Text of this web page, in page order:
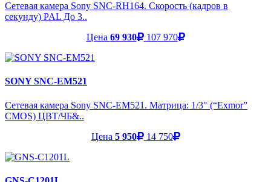
Сетевая камера Sony SNC-RH164. Скорость (кадров в
секунду) PAL До 3..
Цена 69 930 107 970
SONY SNC-EM521
Сетевая камера Sony SNC-EM521. Матрица: 1/3" (“Exmor”
CMOS) ЦВТ/ЧБ&..
Цена 5 950 14 750